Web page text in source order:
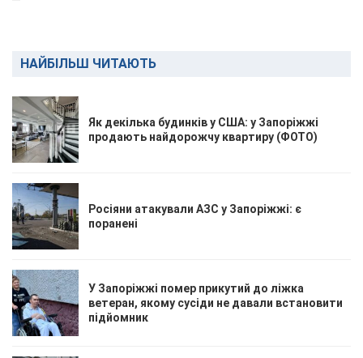
НАЙБІЛЬШ ЧИТАЮТЬ
Як декілька будинків у США: у Запоріжжі
продають найдорожчу квартиру (ФОТО)
Росіяни атакували АЗС у Запоріжжі: є
поранені
У Запоріжжі помер прикутий до ліжка
ветеран, якому сусіди не давали встановити
підйомник